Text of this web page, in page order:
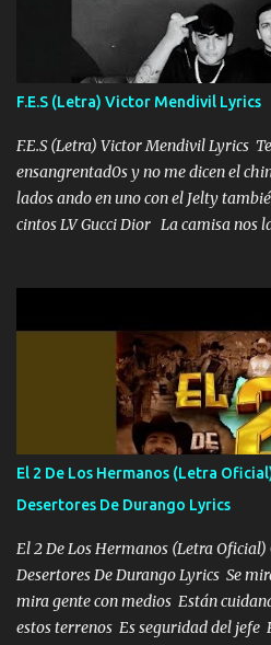
con la mirada siempre en alto A
me fajó una Glock siempre armado
traigo El chiste es que hago lo que
yo tengo el control a todos yo les
malcriado un malandrón Que Les
las risas las que me miran hay
F.E.S (Letra) Victor Mendivil Lyrics
F.E.S (Letra) Victor Mendivil Lyrics
ensangrentad0s y no me dicen el
lados ando en uno con el Jelty
cintos LV Gucci Dior La camisa nos
estándares 110 mil records de
verme en las revistas Ya pasé Italia
Francia ropa de 100.000 bolas Louis
repleta de presidentes la bolsa estoy
cuenta chequeen gráficas del kitch
El 2 De Los Hermanos (Letra
Desertores De Durango Lyrics
El 2 De Los Hermanos (Letra Oficial)
Desertores De Durango Lyrics Se
mira gente con medios Están
estos terrenos Es seguridad del jefe